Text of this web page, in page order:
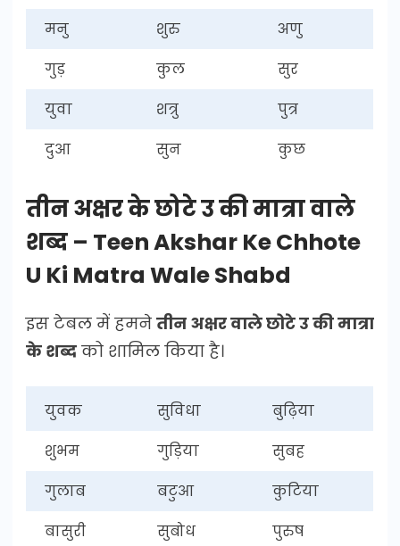
मनु
शुरु
अणु
गुड़
कुल
सुर
युवा
शत्रु
पुत्र
दुआ
सुन कुछ
तीन अक्षर के छोटे उ की मात्रा वाले
शब्द – Teen Akshar Ke Chhote
U Ki Matra Wale Shabd
इस टेबल में हमने तीन अक्षर वाले छोटे उ की मात्रा
के शब्द को शामिल किया है।
युवक सुविधा
बुढ़िया
शुभम
गुड़िया
सुबह
गुलाब
बटुआ
कुटिया
बासुरी
सुबोध पुरुष